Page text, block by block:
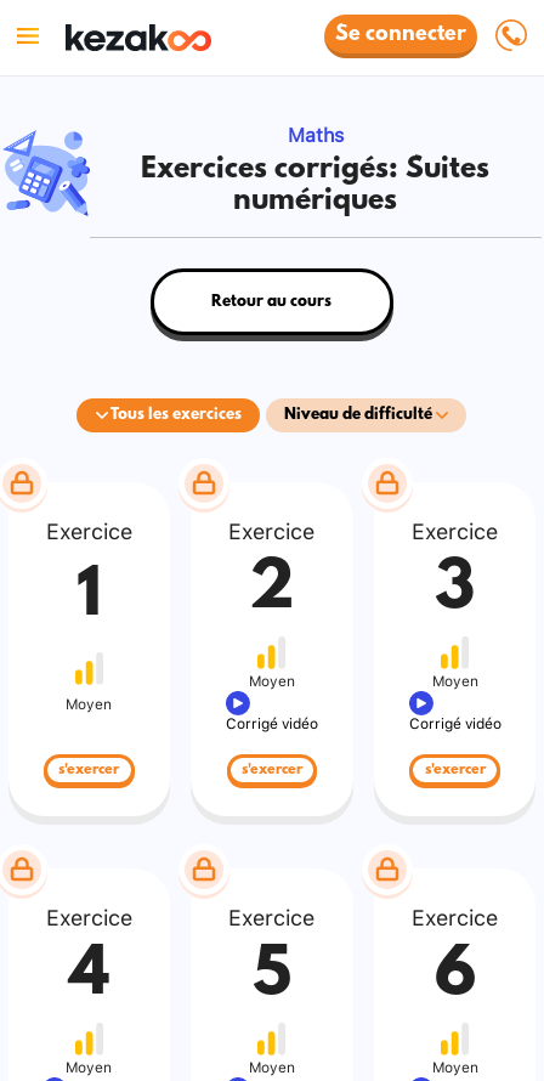
Se connecter
Maths
Exercices corrigés: Suites
numériques
Tous les exercices Niveau de difficulté
Retour au cours
Exercice
1
Moyen
s'exercer
Exercice
2
Moyen
Corrigé vidéo
s'exercer
Exercice
3
Moyen
Corrigé vidéo
s'exercer
Exercice
4
Moyen
Exercice
5
Moyen
Exercice
6
Moyen